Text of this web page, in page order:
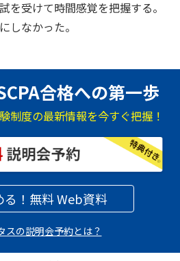
を受けて時間感覚を把握する。
しなかった。
合格への第一歩
制度の最新情報を今すぐ把握！
る！無料 Web資料
スの説明会予約とは？